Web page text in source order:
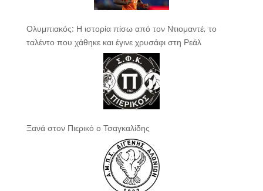
Ολυμπιακός: Η ιστορία πίσω από τον Ντιομαντέ, το
ταλέντο που χάθηκε και έγινε χρυσάφι στη Ρεάλ
Ξανά στον Πιερικό ο Τσαγκαλίδης